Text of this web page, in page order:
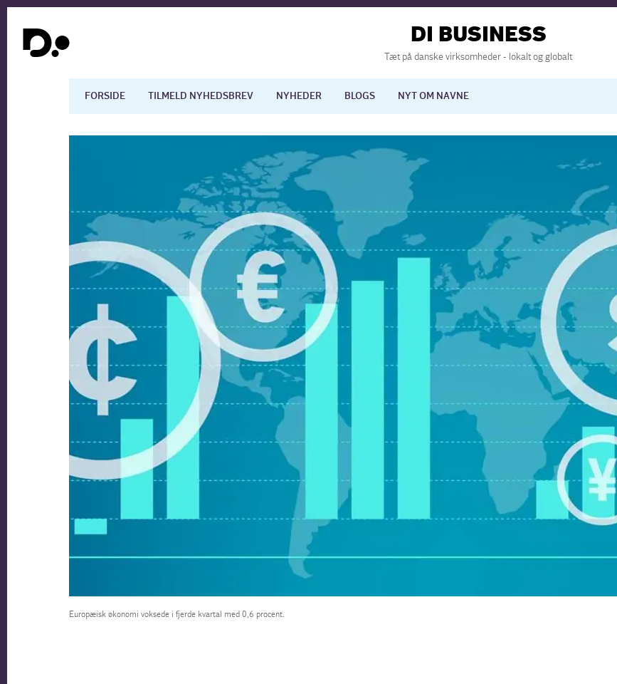
DI BUSINESS
Tæt på danske virksomheder - lokalt og globalt
FORSIDE TILMELD NYHEDSBREV NYHEDER BLOGS NYT OM NAVNE
Digitalisering International økonomi
Uddannelse
Europæisk økonomi voksede i fjerde kvartal med 0,6 procent.